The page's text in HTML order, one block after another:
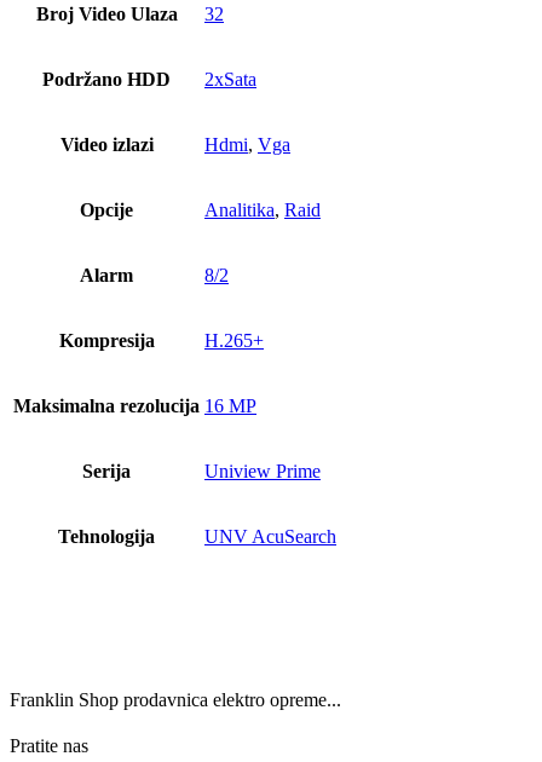
Broj Video Ulaza 32
Podržano HDD 2xSata
Video izlazi Hdmi, Vga
Opcije Analitika, Raid
Alarm 8/2
Kompresija H.265+
Maksimalna rezolucija 16 MP
Serija Uniview Prime
Tehnologija UNV AcuSearch
Franklin Shop prodavnica elektro opreme...
Pratite nas